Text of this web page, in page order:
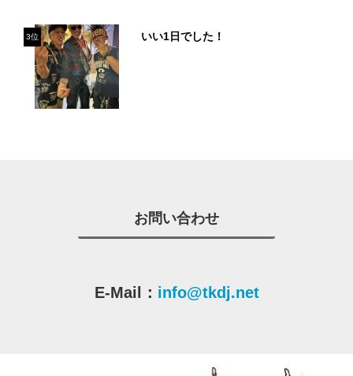
3位 いい1日でした！
お問い合わせ
E-Mail： info@tkdj.net